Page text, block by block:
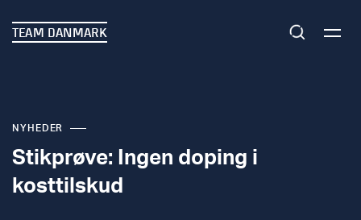
TEAM DANMARK
NYHEDER
Stikprøve: Ingen doping i
kosttilskud